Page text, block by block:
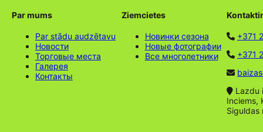
Par mums
Par stādu audzētavu
Новости
Торговые места
Галерея
Контакты
Ziemcietes
Новинки сезона
Новые фотографии
Все многолетники
+371
+371
Lazdu
Inciems,
Siguldas